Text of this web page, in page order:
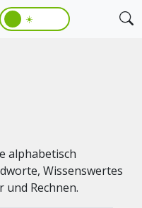
☀️
alphabetisch
Wissenswertes
und Rechnen.